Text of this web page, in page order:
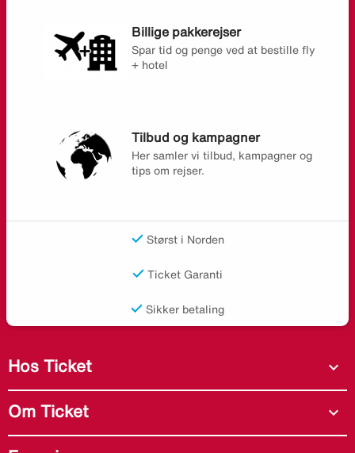
Billige pakkerejser
Spar tid og penge ved at bestille fly
+ hotel
Tilbud og kampagner
Her samler vi tilbud, kampagner og
tips om rejser.
Størst i Norden
Ticket Garanti
Sikker betaling
Hos Ticket expand_more
Om Ticket expand_more